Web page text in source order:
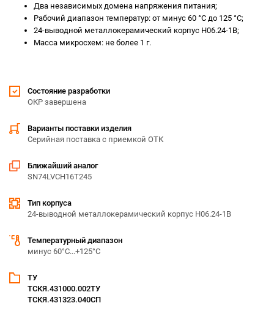
Два независимых домена напряжения питания;
Рабочий диапазон температур: от минус 60 °С до 125 °С;
24-выводной металлокерамический корпус Н06.24-1В;
Масса микросхем: не более 1 г.
Состояние разработки
ОКР завершена
Варианты поставки изделия
Серийная поставка с приемкой ОТК
Ближайший аналог
SN74LVCH16T245
Тип корпуса
24-выводной металлокерамический корпус Н06.24-1В
Температурный диапазон
минус 60°С...+125°С
ТУ
ТСКЯ.431000.002ТУ
ТСКЯ.431323.040CП